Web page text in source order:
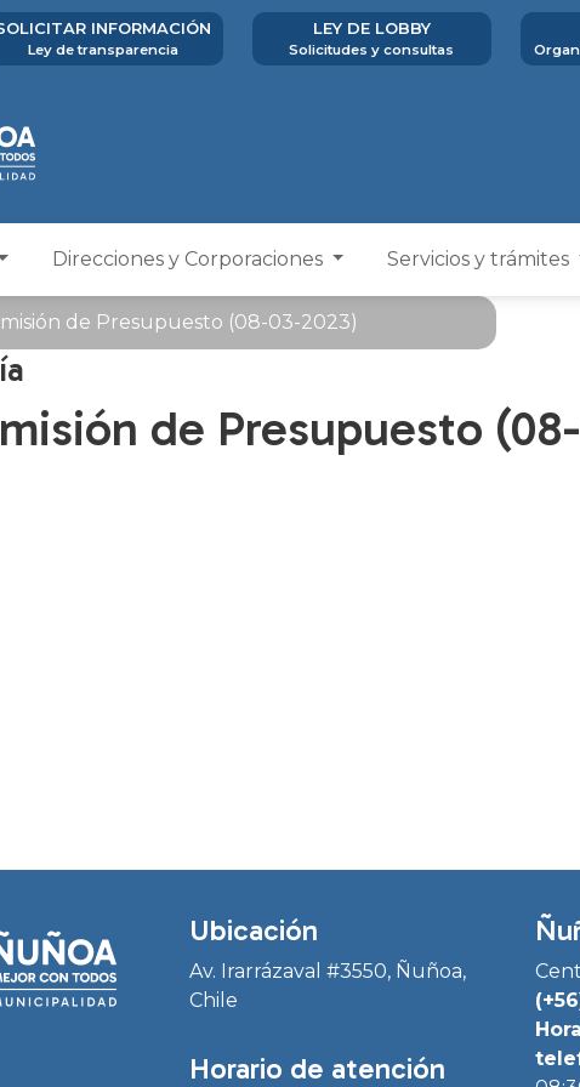
INFORMACIÓN
Ley de transparencia
LEY DE LOBBY
Solicitudes y consultas
Direcciones y Corporaciones Servicios y trámites
de Presupuesto (08-03-2023)
de Presupuesto
Ubicación
Av. Irarrázaval #3550, Ñuñoa,
Chile
Horario de atención